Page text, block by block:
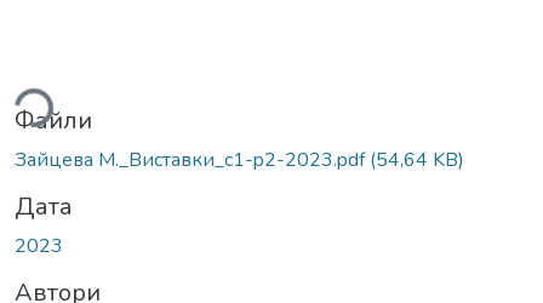
Файли
Зайцева М._Виставки_c1-p2-2023.pdf(54,64 KB)
Дата
2023
Автори